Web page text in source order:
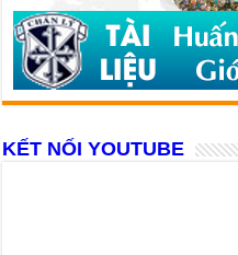
KẾT NỐI YOUTUBE